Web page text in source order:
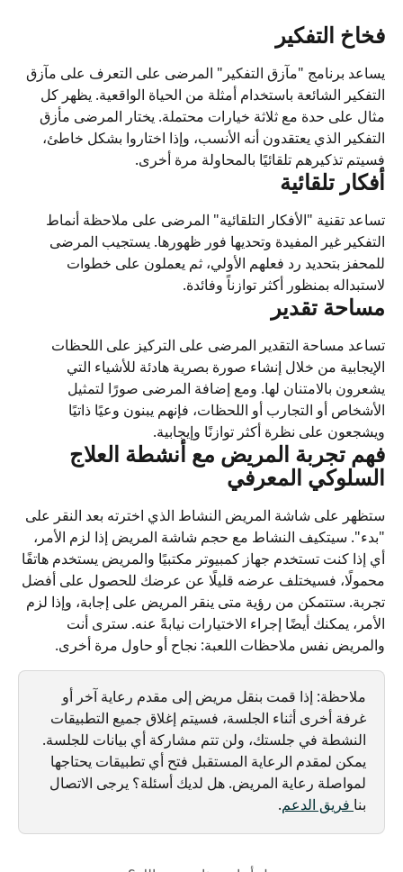
فخاخ التفكير
يساعد برنامج "مآزق التفكير" المرضى على التعرف على مآزق
التفكير الشائعة باستخدام أمثلة من الحياة الواقعية. يظهر كل
مثال على حدة مع ثلاثة خيارات محتملة. يختار المرضى مأزق
التفكير الذي يعتقدون أنه الأنسب، وإذا اختاروا بشكل خاطئ،
فسيتم تذكيرهم تلقائيًا بالمحاولة مرة أخرى.
أفكار تلقائية
تساعد تقنية "الأفكار التلقائية" المرضى على ملاحظة أنماط
التفكير غير المفيدة وتحديها فور ظهورها. يستجيب المرضى
للمحفز بتحديد رد فعلهم الأولي، ثم يعملون على خطوات
لاستبداله بمنظور أكثر توازناً وفائدة.
مساحة تقدير
تساعد مساحة التقدير المرضى على التركيز على اللحظات
الإيجابية من خلال إنشاء صورة بصرية هادئة للأشياء التي
يشعرون بالامتنان لها. ومع إضافة المرضى صورًا لتمثيل
الأشخاص أو التجارب أو اللحظات، فإنهم يبنون وعيًا ذاتيًا
ويشجعون على نظرة أكثر توازنًا وإيجابية.
فهم تجربة المريض مع أنشطة العلاج
السلوكي المعرفي
ستظهر على شاشة المريض النشاط الذي اخترته بعد النقر على
"بدء". سيتكيف النشاط مع حجم شاشة المريض إذا لزم الأمر،
أي إذا كنت تستخدم جهاز كمبيوتر مكتبيًا والمريض يستخدم هاتفًا
محمولًا، فسيختلف عرضه قليلًا عن عرضك للحصول على أفضل
تجربة. ستتمكن من رؤية متى ينقر المريض على إجابة، وإذا لزم
الأمر، يمكنك أيضًا إجراء الاختيارات نيابةً عنه. سترى أنت
والمريض نفس ملاحظات اللعبة: نجاح أو حاول مرة أخرى.
ملاحظة: إذا قمت بنقل مريض إلى مقدم رعاية آخر أو
غرفة أخرى أثناء الجلسة، فسيتم إغلاق جميع التطبيقات
النشطة في جلستك، ولن تتم مشاركة أي بيانات للجلسة.
يمكن لمقدم الرعاية المستقبل فتح أي تطبيقات يحتاجها
لمواصلة رعاية المريض. هل لديك أسئلة؟ يرجى الاتصال
بنا فريق الدعم.